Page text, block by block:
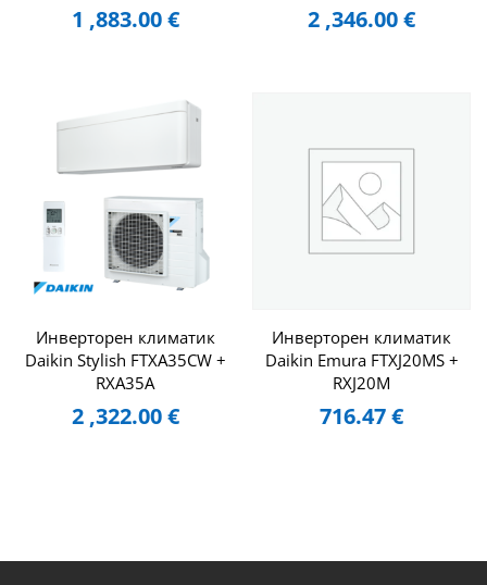
1 ,883.00€ 2 ,346.00€
Инверторен климатик
Daikin Stylish FTXA35CW +
RXA35A
2 ,322.00€
Инверторен климатик
Daikin Emura FTXJ20MS +
RXJ20M
716.47€